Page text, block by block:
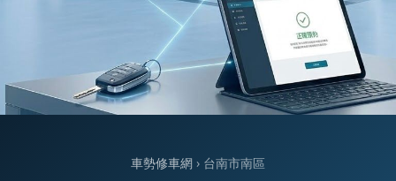
車勢修車網 › 台南市南區